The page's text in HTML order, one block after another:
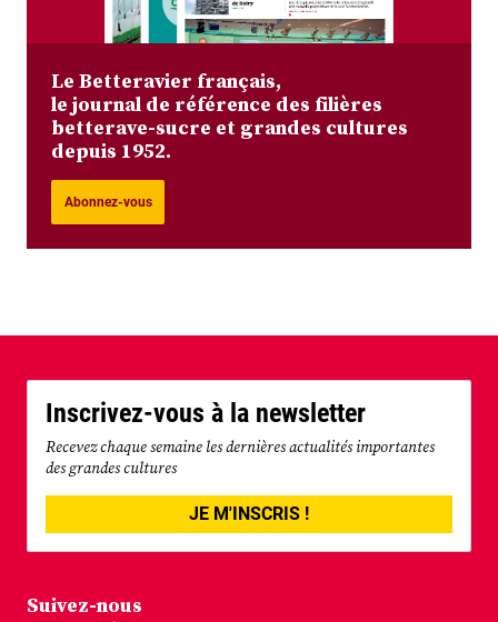
Le Betteravier français,
le journal de référence des filières
betterave-sucre et grandes cultures
depuis 1952.
Abonnez-vous
Inscrivez-vous à la newsletter
Recevez chaque semaine les dernières actualités importantes
des grandes cultures
JE M'INSCRIS !
Suivez-nous